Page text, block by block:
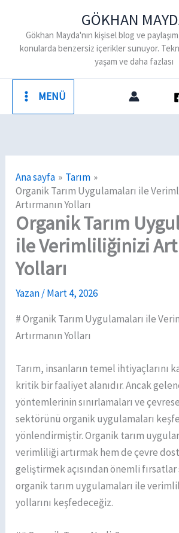
GÖKHAN
Gökhan Mayda'nın kişisel blog ve
konularda benzersiz içerikler sunuyor.
yaşam ve daha fazlası
MENÜ
Ana sayfa
Tarım
Organik Tarım Uygulamaları ile
Artırmanın Yolları
Organik Tarım
ile Verimliliğinizi
Yolları
Yazan/Mart 4, 2026
# Organik Tarım Uygulamaları ile
Artırmanın Yolları
Tarım, insanların temel ihtiyaçlarını
kritik bir faaliyet alanıdır. Ancak
yöntemlerinin sınırlamaları ve
sektörünü organik uygulamaları
yönlendirmiştir. Organik tarım
verimliliği artırmak hem de çevre
geliştirmek açısından önemli fırsatlar
organik tarım uygulamaları ile
yollarını keşfedeceğiz.